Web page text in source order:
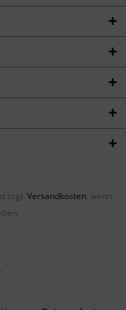
zzgl. Versandkosten, wenn